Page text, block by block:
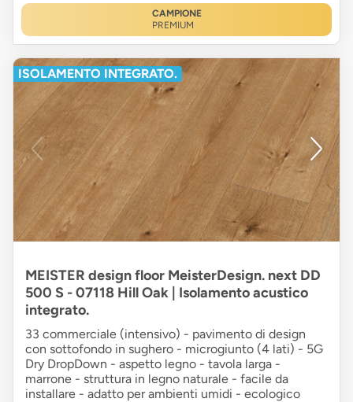
CAMPIONE
PREMIUM
ISOLAMENTO INTEGRATO.
MEISTER design floor MeisterDesign. next DD
500 S - 07118 Hill Oak | Isolamento acustico
integrato.
33 commerciale (intensivo) - pavimento di design
con sottofondo in sughero - microgiunto (4 lati) - 5G
Dry DropDown - aspetto legno - tavola larga -
marrone - struttura in legno naturale - facile da
installare - adatto per ambienti umidi - ecologico